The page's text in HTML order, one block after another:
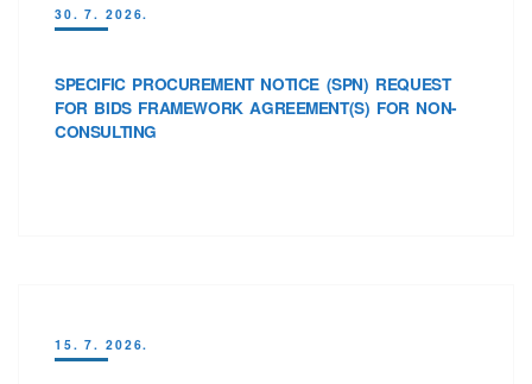
30. 7. 2026.
SPECIFIC PROCUREMENT NOTICE (SPN) REQUEST
FOR BIDS FRAMEWORK AGREEMENT(S) FOR NON-
CONSULTING
15. 7. 2026.